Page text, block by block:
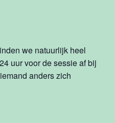
we natuurlijk heel
uur voor de sessie af bij
anders zich